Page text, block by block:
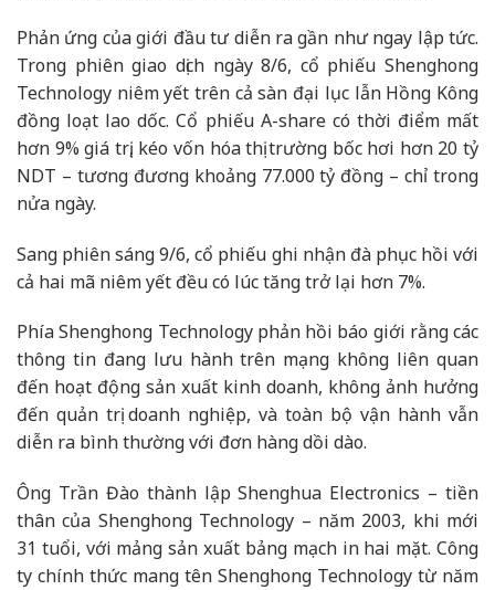
Phản ứng của giới đầu tư diễn ra gần như ngay lập tức.
Trong phiên giao dịch ngày 8/6, cổ phiếu Shenghong
Technology niêm yết trên cả sàn đại lục lẫn Hồng Kông
đồng loạt lao dốc. Cổ phiếu A-share có thời điểm mất
hơn 9% giá trị, kéo vốn hóa thị trường bốc hơi hơn 20 tỷ
NDT – tương đương khoảng 77.000 tỷ đồng – chỉ trong
nửa ngày.
Sang phiên sáng 9/6, cổ phiếu ghi nhận đà phục hồi với
cả hai mã niêm yết đều có lúc tăng trở lại hơn 7%.
Phía Shenghong Technology phản hồi báo giới rằng các
thông tin đang lưu hành trên mạng không liên quan
đến hoạt động sản xuất kinh doanh, không ảnh hưởng
đến quản trị doanh nghiệp, và toàn bộ vận hành vẫn
diễn ra bình thường với đơn hàng dồi dào.
Ông Trần Đào thành lập Shenghua Electronics – tiền
thân của Shenghong Technology – năm 2003, khi mới
31 tuổi, với mảng sản xuất bảng mạch in hai mặt. Công
ty chính thức mang tên Shenghong Technology từ năm